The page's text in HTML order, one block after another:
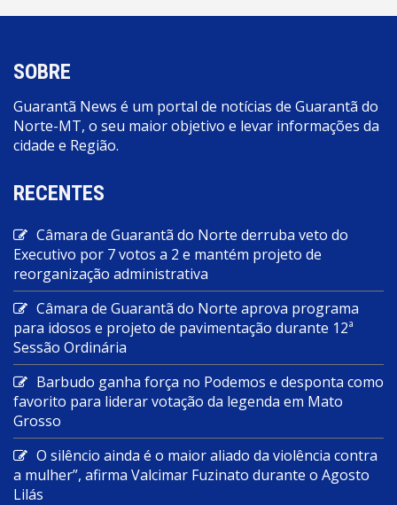
SOBRE
Guarantã News é um portal de notícias de Guarantã do
Norte-MT, o seu maior objetivo e levar informações da
cidade e Região.
RECENTES
Câmara de Guarantã do Norte derruba veto do
Executivo por 7 votos a 2 e mantém projeto de
reorganização administrativa
Câmara de Guarantã do Norte aprova programa
para idosos e projeto de pavimentação durante 12ª
Sessão Ordinária
Barbudo ganha força no Podemos e desponta como
favorito para liderar votação da legenda em Mato
Grosso
O silêncio ainda é o maior aliado da violência contra
a mulher”, afirma Valcimar Fuzinato durante o Agosto
Lilás